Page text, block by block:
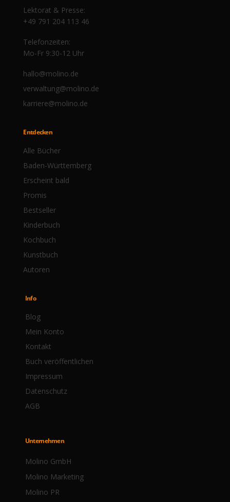
Lektorat & Presse:
+49 791 204 113 46
Telefonzeiten:
Mo-Fr 9:30-12 Uhr
hallo@molino.de
verwaltung@molino.de
karriere@molino.de
Entdecken
Alle Bücher
Erscheint bald
Bestseller
Baden-Württemberg
Promis
Kinderbuch
Kochbuch
Kunstbuch
Autoren
Info
Blog
Mein Konto
Kontakt
Buch veröffentlichen
Impressum
Datenschutz
AGB
Unternehmen
Molino GmbH
Molino Marketing
Molino PR